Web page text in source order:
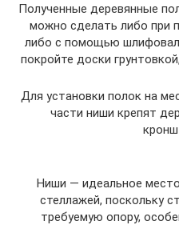
Полученные деревянные
можно сделать либо при
либо с помощью
покройте доски
Для установки полок на
части ниши крепят
Ниши — идеальное
стеллажей, поскольку
требуемую опору,